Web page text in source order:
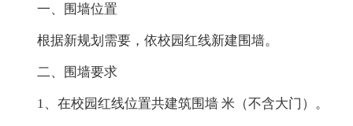
一、围墙位置
根据新规划需要，依校园红线新建围墙。
二、围墙要求
1、在校园红线位置共建筑围墙 米（不含大门）。